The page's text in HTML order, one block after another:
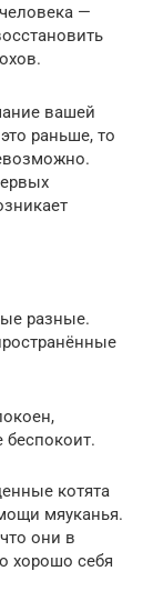
—
вашей
раньше, то
разные.
беспокоит.
котята
мяуканья.
они в
хорошо себя